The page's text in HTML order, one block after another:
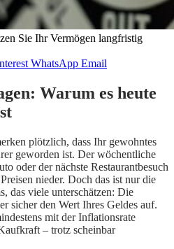
Sie Ihr Vermögen langfristig
WhatsApp Email
Warum es heute
plötzlich, dass Ihr gewohntes
geworden ist. Der wöchentliche
oder der nächste Restaurantbesuch
nieder. Doch das ist nur die
das viele unterschätzen: Die
sicher den Wert Ihres Geldes auf.
mit der Inflationsrate
– trotz scheinbar